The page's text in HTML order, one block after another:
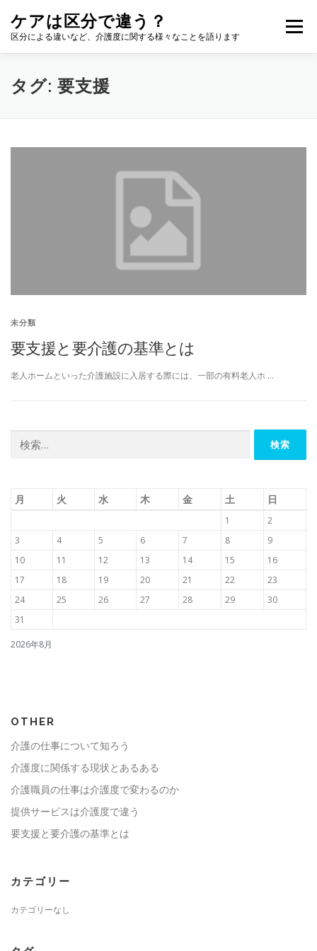
ケアは区分で違う？
区分による違いなど、介護度に関する様々なことを語ります
メニュー
タグ: 要支援
未分類
要支援と要介護の基準とは
老人ホームといった介護施設に入居する際には、一部の有料老人ホ …
索:
2026年8月
月 火 水 木 金 土 日
1
2
3
4 5 6 7 8
9
10
11 12 13 14 15
16
17
18 19 20 21 22
23
24
25 26 27 28 29
30
31
OTHER
介護の仕事について知ろう
介護度に関係する現状とあるある
介護職員の仕事は介護度で変わるのか
提供サービスは介護度で違う
要支援と要介護の基準とは
カテゴリー
カテゴリーなし